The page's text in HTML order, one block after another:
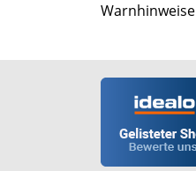
Warnhinweise